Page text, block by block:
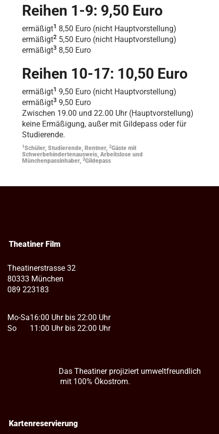
Reihen 1-9: 9,50 Euro
ermäßigt1 8,50 Euro (nicht Hauptvorstellung)
ermäßigt2 5,50 Euro (nicht Hauptvorstellung)
ermäßigt3 8,50 Euro
Reihen 10-17: 10,50 Euro
ermäßigt1 9,50 Euro (nicht Hauptvorstellung)
ermäßigt3 9,50 Euro
Zwischen 19.00 und 22.00 Uhr (Hauptvorstellung)
keine Ermäßigung, außer mit Gildepass oder für
Studierende.
1 Schüler, Studierende, Rentner, 2Gäste mit
Schwerbehindertenausweis, Arbeitslose und
Münchenpassinhaber, 3Gildepass
Theatiner Film
Theatinerstrasse 32
80333 München
089 223183
Mo-Sa
So
16:00 Uhr bis 22:00 Uhr
11:00 Uhr bis 22:00 Uhr
Das Theatiner projiziert umweltfreundlich
mit 100% Ökostrom.
Kartenreservierung